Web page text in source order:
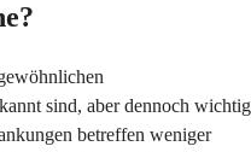
sind, aber dennoch wichtig
betreffen weniger